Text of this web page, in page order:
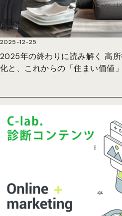
2025-12-25
2025年の終わりに読み解く 高
化と、これからの「住まい価値」